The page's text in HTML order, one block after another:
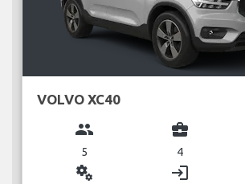
VOLVO XC40
group
5
business_center
4
miscellaneous_services login